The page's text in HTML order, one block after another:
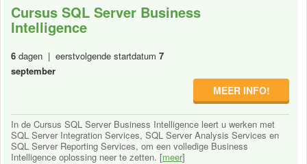
Cursus SQL Server Business
Intelligence
6 dagen | eerstvolgende startdatum 7
september
MEER INFO!
In de Cursus SQL Server Business Intelligence leert u werken met
SQL Server Integration Services, SQL Server Analysis Services en
SQL Server Reporting Services, om een volledige Business
Intelligence oplossing neer te zetten. [meer]